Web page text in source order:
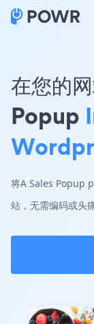
在您的
Popup
将A Sales Popup
站，无需编码或头痛